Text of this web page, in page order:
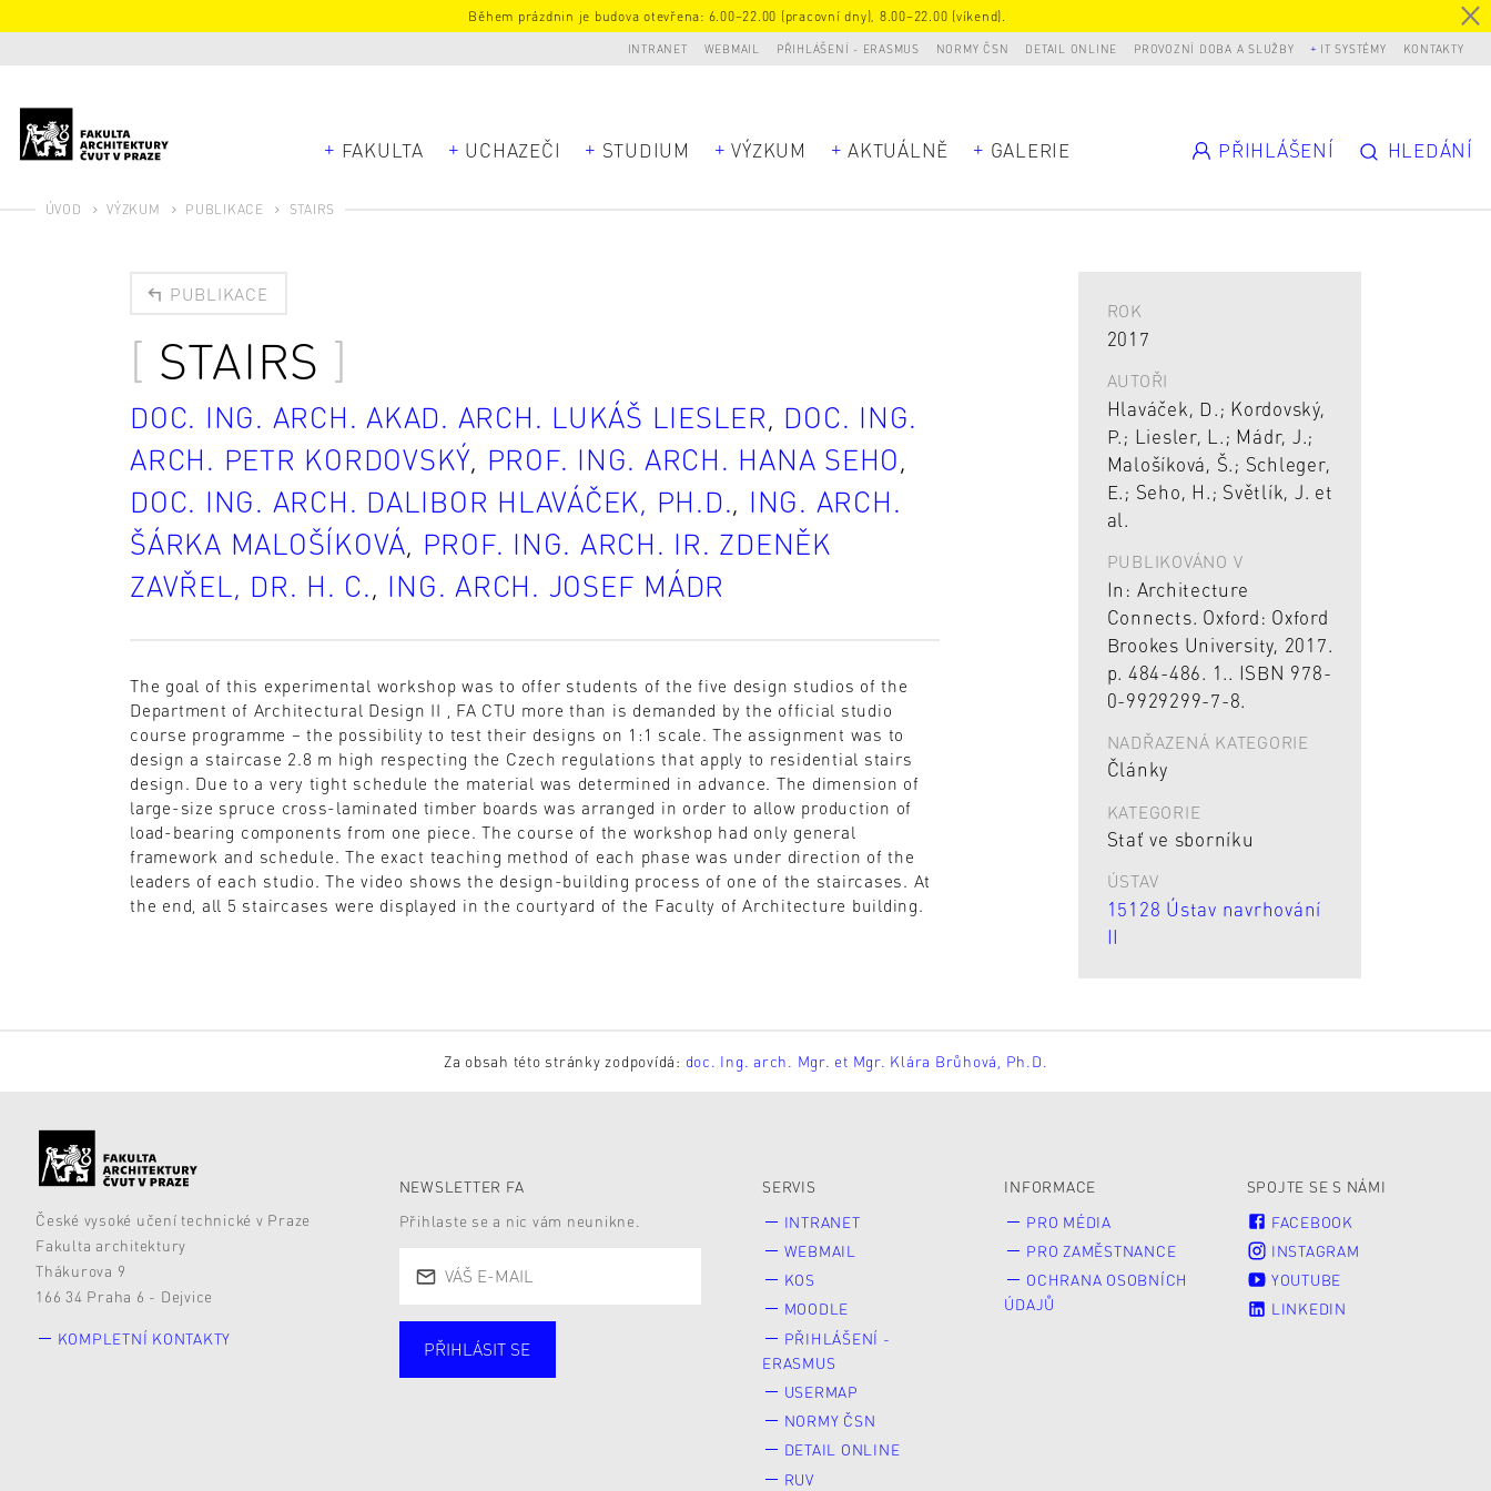
Během prázdnin je budova otevřena: 6.00–22.00 (pracovní dny), 8.00–22.00 (víkend).
INTRANET WEBMAIL PŘIHLÁŠENÍ - ERASMUS NORMY ČSN DETAIL ONLINE PROVOZNÍ DOBA A SLUŽBY IT SYSTÉMY KONTAKTY
FAKULTA UCHAZEČI STUDIUM VÝZKUM AKTUÁLNĚ GALERIE PŘIHLÁŠENÍ HLEDÁNÍ
ÚVOD VÝZKUM PUBLIKACE STAIRS
PUBLIKACE
STAIRS
DOC. ING. ARCH. AKAD. ARCH. LUKÁŠ LIESLER, DOC. ING.
ARCH. PETR KORDOVSKÝ, PROF. ING. ARCH. HANA SEHO,
DOC. ING. ARCH. DALIBOR HLAVÁČEK, PH.D., ING. ARCH.
ŠÁRKA MALOŠÍKOVÁ, PROF. ING. ARCH. IR. ZDENĚK
ZAVŘEL, DR. H. C., ING. ARCH. JOSEF MÁDR
The goal of this experimental workshop was to offer students of the five design studios of the
Department of Architectural Design II , FA CTU more than is demanded by the official studio
course programme – the possibility to test their designs on 1:1 scale. The assignment was to
design a staircase 2.8 m high respecting the Czech regulations that apply to residential stairs
design. Due to a very tight schedule the material was determined in advance. The dimension of
large-size spruce cross-laminated timber boards was arranged in order to allow production of
load-bearing components from one piece. The course of the workshop had only general
framework and schedule. The exact teaching method of each phase was under direction of the
leaders of each studio. The video shows the design-building process of one of the staircases. At
the end, all 5 staircases were displayed in the courtyard of the Faculty of Architecture building.
ROK
2017
AUTOŘI
Hlaváček, D.; Kordovský,
P.; Liesler, L.; Mádr, J.;
Malošíková, Š.; Schleger,
E.; Seho, H.; Světlík, J. et
al.
PUBLIKOVÁNO V
In: Architecture
Connects. Oxford: Oxford
Brookes University, 2017.
p. 484-486. 1.. ISBN 978-
0-9929299-7-8.
NADŘAZENÁ KATEGORIE
Články
KATEGORIE
Stať ve sborníku
ÚSTAV
15128 Ústav navrhování
II
Za obsah této stránky zodpovídá: doc. Ing. arch. Mgr. et Mgr. Klára Brůhová, Ph.D.
České vysoké učení technické v Praze
Fakulta architektury
Thákurova 9
166 34 Praha 6 - Dejvice
KOMPLETNÍ KONTAKTY
NEWSLETTER FA
Přihlaste se a nic vám neunikne.
PŘIHLÁSIT SE
SERVIS
INTRANET
WEBMAIL
KOS
MOODLE
PŘIHLÁŠENÍ -
ERASMUS
USERMAP
NORMY ČSN
DETAIL ONLINE
RUV
INFORMACE
PRO MÉDIA
PRO ZAMĚSTNANCE
OCHRANA OSOBNÍCH
ÚDAJŮ
SPOJTE SE S NÁMI
FACEBOOK
INSTAGRAM
YOUTUBE
LINKEDIN